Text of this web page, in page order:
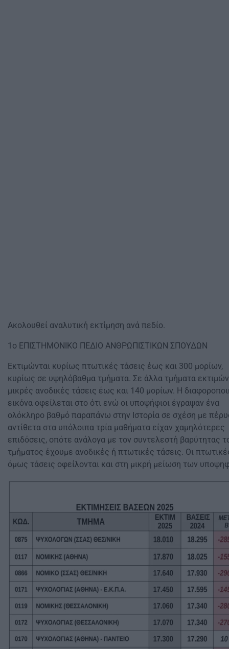
Ακολουθεί αναλυτική εκτίμηση ανά πεδίο.
1ο ΕΠΙΣΤΗΜΟΝΙΚΟ ΠΕΔΙΟ ΑΝΘΡΩΠΙΣΤΙΚΩΝ ΣΠΟΥΔΩΝ
Εκτιμώνται κυρίως πτωτικές τάσεις έως και 300 μορίων,
κυρίως σε υψηλόβαθμα τμήματα. Σε άλλα τμήματα
μικρές ανοδικές τάσεις έως και 140 μορίων. Η
εικόνα οφείλεται στο ότι ενώ οι υποψήφιοι έγραψαν ένα
ολόκληρο βαθμό παραπάνω στην Ιστορία σε σχέση με
αντίθετα στα υπόλοιπα τρία μαθήματα είχαν χαμηλότερες
επιδόσεις, οπότε ανάλογα με τον συντελεστή βαρύτητας
τμήματος έχουμε ανοδικές ή πτωτικές τάσεις. Οι
όμως τάσεις οφείλονται και στη μικρή μείωση των